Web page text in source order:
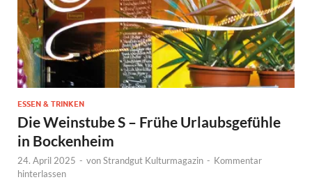
ESSEN & TRINKEN
Die Weinstube S – Frühe Urlaubsgefühle
in Bockenheim
24. April 2025 - vonStrandgut Kulturmagazin - Kommentar
hinterlassen